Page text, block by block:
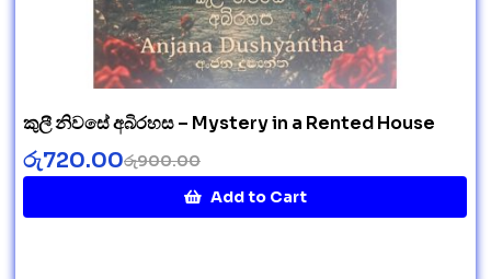
කුලී නිවසේ අබිරහස – Mystery in a Rented House
රු900.00
රු720.00
Add to Cart